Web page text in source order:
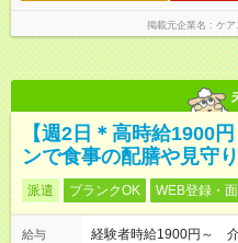
掲載元企業名 ケア
【週2日＊高時給1900
ンで食事の配膳や見守
派遣 ブランクOK WEB登録・
給与
経験者時給1900円～